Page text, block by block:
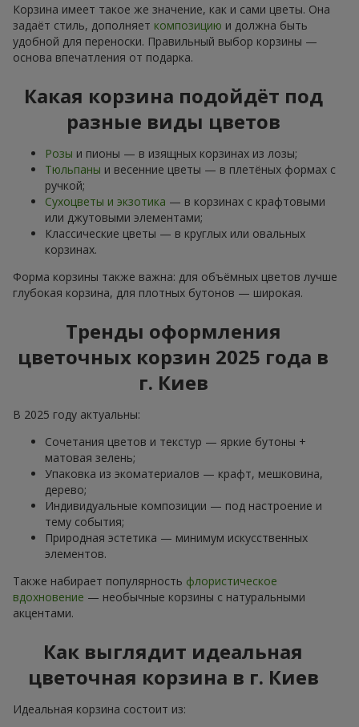
Корзина имеет такое же значение, как и сами цветы. Она
задаёт стиль, дополняет композицию и должна быть
удобной для переноски. Правильный выбор корзины —
основа впечатления от подарка.
Какая корзина подойдёт под
разные виды цветов
Розы и пионы — в изящных корзинах из лозы;
Тюльпаны и весенние цветы — в плетёных формах с
ручкой;
Сухоцветы и экзотика — в корзинах с крафтовыми
или джутовыми элементами;
Классические цветы — в круглых или овальных
корзинах.
Форма корзины также важна: для объёмных цветов лучше
глубокая корзина, для плотных бутонов — широкая.
Тренды оформления
цветочных корзин 2025 года в
г. Киев
В 2025 году актуальны:
Сочетания цветов и текстур — яркие бутоны +
матовая зелень;
Упаковка из экоматериалов — крафт, мешковина,
дерево;
Индивидуальные композиции — под настроение и
тему события;
Природная эстетика — минимум искусственных
элементов.
Также набирает популярность флористическое
вдохновение — необычные корзины с натуральными
акцентами.
Как выглядит идеальная
цветочная корзина в г. Киев
Идеальная корзина состоит из: